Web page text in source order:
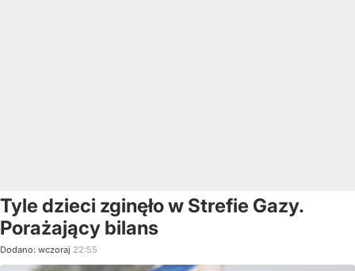
Tyle dzieci zginęło w Strefie Gazy.
Porażający bilans
Dodano: wczoraj 22:55